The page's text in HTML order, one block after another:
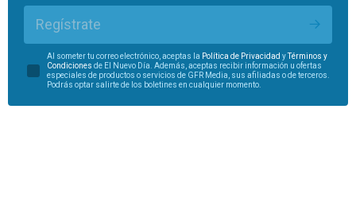
Regístrate
Al someter tu correo electrónico, aceptas la Política de Privacidad yTérminos y
Condiciones de El Nuevo Día. Además, aceptas recibir información u ofertas
especiales de productos o servicios de GFR Media, sus afiliadas o de terceros.
Podrás optar salirte de los boletines en cualquier momento.